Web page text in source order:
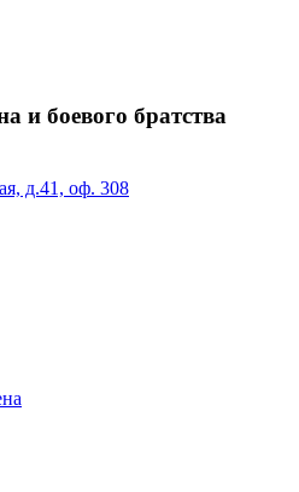
и боевого братства
д.41, оф. 308